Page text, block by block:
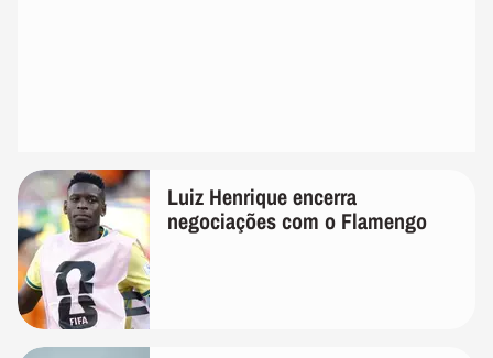
Luiz Henrique encerra
negociações com o Flamengo